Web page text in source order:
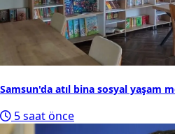
Samsun'da atıl bina sosyal yaşam
5 saat önce